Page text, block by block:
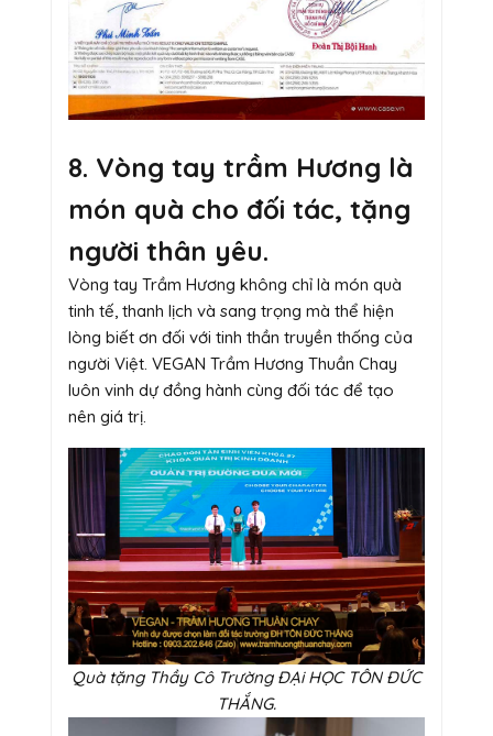
8. Vòng tay trầm Hương là
món quà cho đối tác, tặng
người thân yêu.
Vòng tay Trầm Hương không chỉ là món quà
tinh tế, thanh lịch và sang trọng mà thể hiện
lòng biết ơn đối với tinh thần truyền thống của
người Việt. VEGAN Trầm Hương Thuần Chay
luôn vinh dự đồng hành cùng đối tác để tạo
nên giá trị.
Quà tặng Thầy Cô Trường ĐẠi HỌC TÔN ĐỨC
THẮNG.